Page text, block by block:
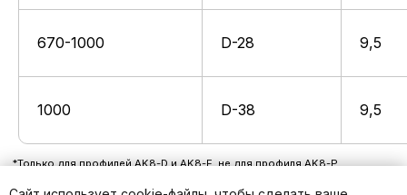
670-1000 D-28 9,5
1000 D-38 9,5